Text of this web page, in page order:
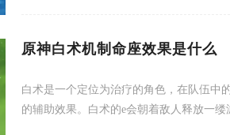
原神白术机制命座效果是什么
白术是一个定位为治疗的角色，在队伍中
的辅助效果。白术的e会朝着敌人释放一